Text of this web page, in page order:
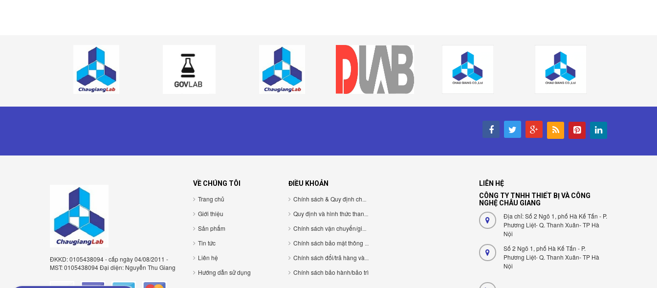
ĐKKD: 0105438094 - cấp ngày 04/08/2011 -
MST: 0105438094 Đại diện: Nguyễn Thu Giang
VỀ CHÚNG TÔI
Trang chủ
Giới thiệu
Sản phẩm
Tin tức
Liên hệ
Hướng dẫn sử dụng
ĐIỀU KHOẢN
Chính sách & Quy định chung
Quy định và hình thức thanh toán
Chính sách vận chuyển/giao nhận/cài đặt
Chính sách bảo mật thông tin cá nhân
Chính sách đổi/trả hàng và hoàn tiền
Chính sách bảo hành/bảo trì
LIÊN HỆ
CÔNG TY TNHH THIẾT BỊ VÀ CÔNG
NGHỆ CHÂU GIANG
Địa chỉ: Số 2 Ngõ 1, phố Hà Kế Tấn - P.
Phương Liệt- Q. Thanh Xuân- TP Hà
Nội
Số 2 Ngõ 1, phố Hà Kế Tấn - P.
Phương Liệt- Q. Thanh Xuân- TP Hà
Nội